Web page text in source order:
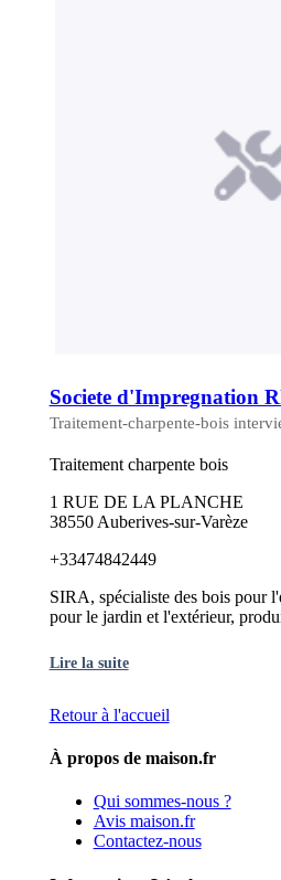
Societe d'Impregnation
Traitement-charpente-bois
Traitement charpente bois
1 RUE DE LA PLANCHE
38550 Auberives-sur-Varèze
+33474842449
SIRA, spécialiste des bois pour
pour le jardin et l'extérieur,
Lire la suite
Retour à l'accueil
À propos de maison.fr
Qui sommes-nous ?
Avis maison.fr
Contactez-nous